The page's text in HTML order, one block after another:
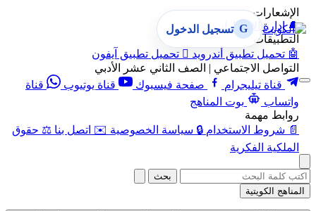
الإشعارات
🔔 إدارة الإشعارات
التطبيقات
🤖 تحميل تطبيق أندرويد  تحميل تطبيق آيفون
التواصل الاجتماعي | الصف الثاني عشر الأدبي
قناة تيليجرام
صفحة فيسبوك قناة يوتيوب
قناة
واتساب
بوت المناهج
روابط مهمة
📄 شروط الاستخدام 🔒 سياسة الخصوصية ✉️ اتصل بنا ⚖️ حقوق
الملكية الفكرية
G تسجيل الدخول
بحث
المناهج الكويتية